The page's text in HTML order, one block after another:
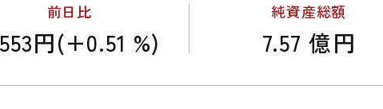
前日比
円(+0.51 %)
純資産総額
7.57 億円